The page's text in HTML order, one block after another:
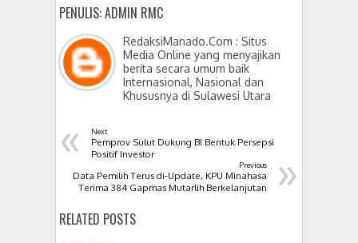
PENULIS: ADMIN RMC
RedaksiManado.Com : Situs
Media Online yang menyajikan
berita secara umum baik
Internasional, Nasional dan
Khususnya di Sulawesi Utara
« Next
Pemprov Sulut Dukung BI Bentuk Persepsi
Positif Investor
»
Previous
Data Pemilih Terus di-Update, KPU Minahasa
Terima 384 Gapmas Mutarlih Berkelanjutan
RELATED POSTS